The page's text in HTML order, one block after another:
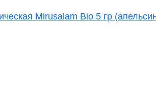
Mirusalam Bio 5 гр